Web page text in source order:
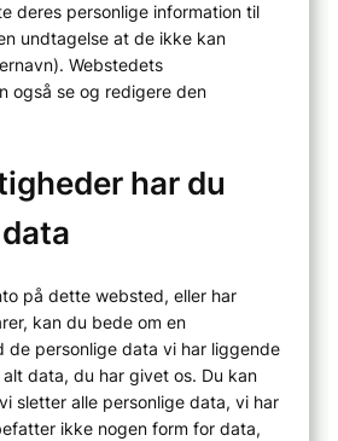
deres personlige information til
undtagelse at de ikke kan
Webstedets
også se og redigere den
har du
på dette websted, eller har
kan du bede om en
de personlige data vi har liggende
data, du har givet os. Du kan
sletter alle personlige data, vi har
ikke nogen form for data,